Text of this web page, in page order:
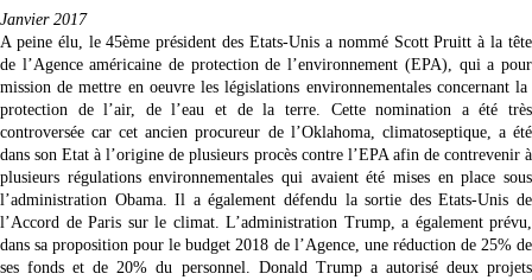
Janvier 2017
A peine élu, le 45ème président des Etats-Unis a nommé Scott Pruitt à la tête
de l’Agence américaine de protection de l’environnement (EPA), qui a pour
mission de mettre en oeuvre les législations environnementales concernant la
protection de l’air, de l’eau et de la terre. Cette nomination a été très
controversée car cet ancien procureur de l’Oklahoma, climatoseptique, a été
dans son Etat à l’origine de plusieurs procès contre l’EPA afin de contrevenir à
plusieurs régulations environnementales qui avaient été mises en place sous
l’administration Obama. Il a également défendu la sortie des Etats-Unis de
l’Accord de Paris sur le climat. L’administration Trump, a également prévu,
dans sa proposition pour le budget 2018 de l’Agence, une réduction de 25% de
ses fonds et de 20% du personnel. Donald Trump a autorisé deux projets